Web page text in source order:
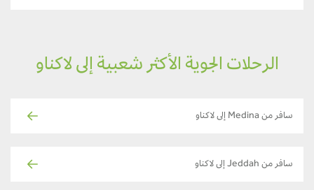
الرحلات الجوية الأكثر شعبية إلى لاكناو
سافر من Medina إلى لاكناو
سافر من Jeddah إلى لاكناو